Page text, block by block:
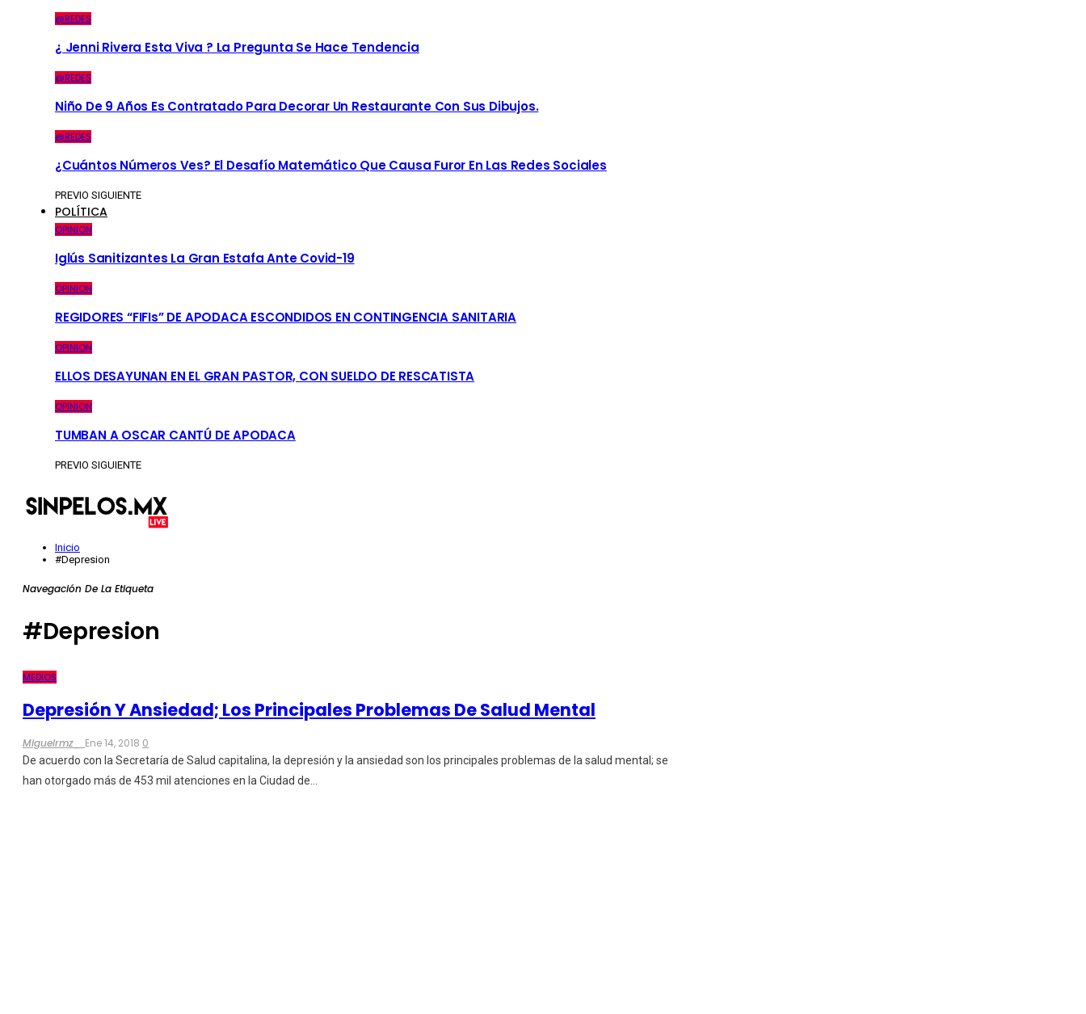
@REDES
¿ Jenni Rivera Esta Viva ? La Pregunta Se Hace Tendencia
@REDES
Niño De 9 Años Es Contratado Para Decorar Un Restaurante Con Sus Dibujos.
@REDES
¿Cuántos Números Ves? El Desafío Matemático Que Causa Furor En Las Redes Sociales
PREVIO SIGUIENTE
POLÍTICA
OPINION
Iglús Sanitizantes La Gran Estafa Ante Covid-19
OPINION
REGIDORES “FIFIs” DE APODACA ESCONDIDOS EN CONTINGENCIA SANITARIA
OPINION
ELLOS DESAYUNAN EN EL GRAN PASTOR, CON SUELDO DE RESCATISTA
OPINION
TUMBAN A OSCAR CANTÚ DE APODACA
PREVIO SIGUIENTE
Inicio
#Depresion
Navegación De La Etiqueta
#Depresion
MEDIOS
Depresión Y Ansiedad; Los Principales Problemas De Salud Mental
Miguelrmz_ Ene 14, 2018 0
De acuerdo con la Secretaría de Salud capitalina, la depresión y la ansiedad son los principales problemas de la salud mental; se
han otorgado más de 453 mil atenciones en la Ciudad de…